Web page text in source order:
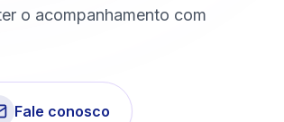
o acompanhamento com
Fale conosco